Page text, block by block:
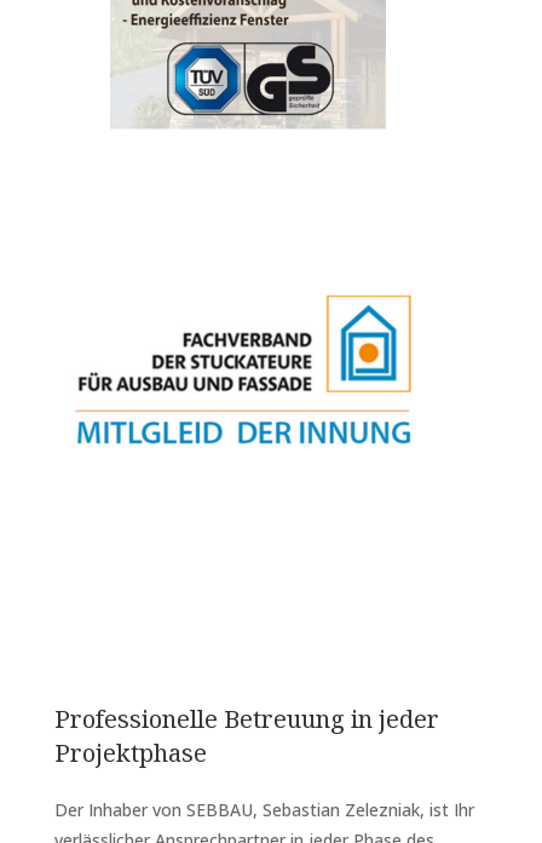
Professionelle Betreuung in jeder
Projektphase
Der Inhaber von SEBBAU, Sebastian Zelezniak, ist Ihr